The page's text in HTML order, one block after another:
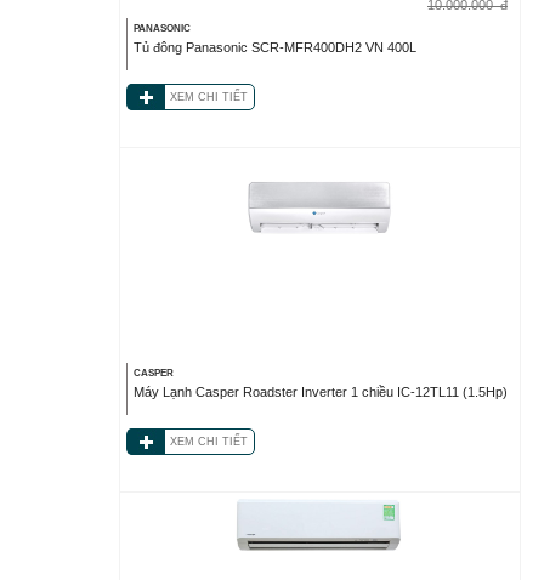
10.000.000 đ
PANASONIC
Tủ đông Panasonic SCR-MFR400DH2 VN 400L
XEM CHI TIẾT
CASPER
Máy Lạnh Casper Roadster Inverter 1 chiều IC-12TL11 (1.5Hp)
XEM CHI TIẾT